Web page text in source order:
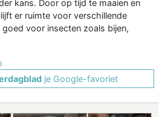
kans. Door op tijd te maaien en
er ruimte voor verschillende
voor insecten zoals bijen,
je Google-favoriet